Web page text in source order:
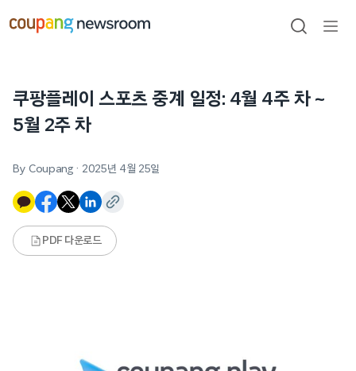
건너뛰기
검색
쿠팡플레이 스포츠 중계 일정: 4월 4주 차 ~
5월 2주 차
By Coupang · 2025년 4월 25일
PDF 다운로드